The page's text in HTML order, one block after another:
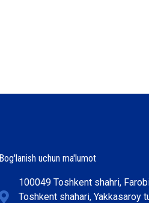
Bog'lanish uchun ma'lumot
100049 Toshkent shahri,
Toshkent shahari, Yakkasaroy